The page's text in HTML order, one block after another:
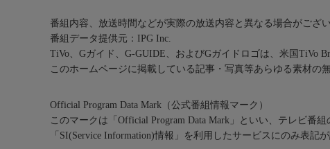
番組内容、放送時間などが実際の放送内容と異なる場合がござい
番組データ提供元：IPG Inc.
TiVo、Gガイド、G-GUIDE、およびGガイドロゴは、米国TiVo
このホームページに掲載している記事・写真等あらゆる素材の
Official Program Data Mark（公式番組情報マーク）
このマークは「Official Program Data Mark」といい、テレビ番
「SI(Service Information)情報」を利用したサービスにのみ表記